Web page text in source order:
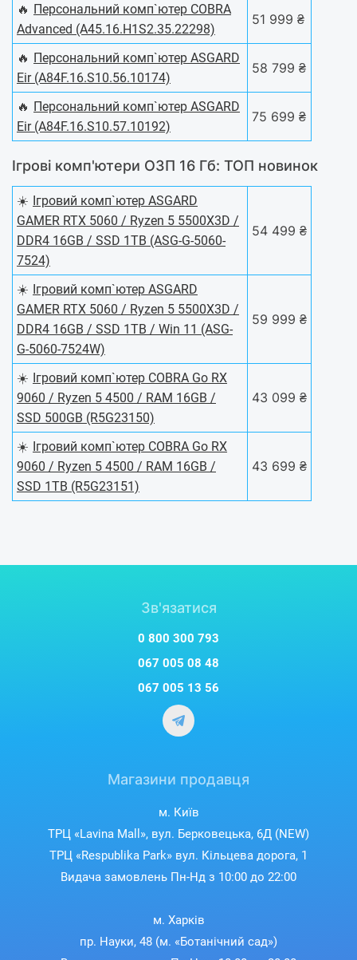
🔥 Персональний комп`ютер COBRA
Advanced (A45.16.H1S2.35.22298)
51 999 ₴
🔥 Персональний комп`ютер ASGARD
Eir (A84F.16.S10.56.10174)
58 799 ₴
🔥 Персональний комп`ютер ASGARD
Eir (A84F.16.S10.57.10192)
75 699 ₴
Ігрові комп'ютери ОЗП 16 Гб: ТОП новинок
☀️ Ігровий комп`ютер ASGARD
GAMER RTX 5060 / Ryzen 5 5500X3D /
DDR4 16GB / SSD 1TB (ASG-G-5060-
7524)
54 499 ₴
☀️ Ігровий комп`ютер ASGARD
GAMER RTX 5060 / Ryzen 5 5500X3D /
DDR4 16GB / SSD 1TB / Win 11 (ASG-
G-5060-7524W)
59 999 ₴
☀️ Ігровий комп`ютер COBRA Go RX
9060 / Ryzen 5 4500 / RAM 16GB /
SSD 500GB (R5G23150)
43 099 ₴
☀️ Ігровий комп`ютер COBRA Go RX
9060 / Ryzen 5 4500 / RAM 16GB /
SSD 1TB (R5G23151)
43 699 ₴
Зв'язатися
0 800 300 793
067 005 08 48
067 005 13 56
Магазини продавця
м. Київ
ТРЦ «Lavina Mall», вул. Берковецька, 6Д (NEW)
ТРЦ «Respublika Park» вул. Кільцева дорога, 1
Видача замовлень Пн-Нд з 10:00 до 22:00
м. Харків
пр. Науки, 48 (м. «Ботанічний сад»)